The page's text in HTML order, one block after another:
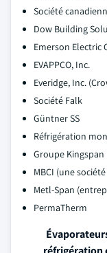
Société
Dow Building
Emerson Electric
EVAPPCO, Inc.
Everidge, Inc.
Société Falk
Güntner SS
Réfrigération
Groupe Kingspan
MBCI (une
Metl-Span
PermaTherm